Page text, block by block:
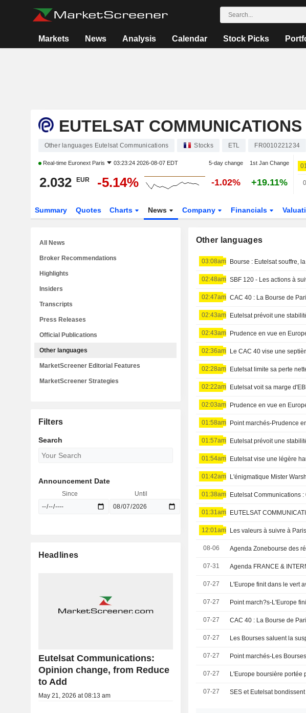
Markets News Analysis Calendar Stock Picks
EUTELSAT COMMUNICATIONS
Other languages Eutelsat Communications Stocks ETL FR0010221234
Real-time Euronext Paris 03:23:24 2026-08-07 EDT 5-day change 1st Jan Change
2.032 EUR -5.14% -1.02% +19.11%
Summary Quotes Charts News Company Financials
Other languages
03:08am
02:48am SBF 120 - Les actions à
02:47am
02:43am
02:43am Prudence en vue en
02:36am Le CAC 40 vise une
02:28am Eutelsat limite sa perte
02:22am Eutelsat voit sa marge
02:03am Prudence en vue en
01:58am Point marchés-Prudence
01:57am
01:54am Eutelsat vise une légère
01:42am L'énigmatique Mister
01:38am
01:31am EUTELSAT
12:01am Les valeurs à suivre à
08-06 Agenda Zonebourse des
07-31 Agenda FRANCE &
07-27 L'Europe finit dans le vert
07-27 Point march?s-L'Europe
07-27 CAC 40 : La Bourse de
07-27
07-27
07-27 L'Europe boursière portée
07-27
All News
Broker Recommendations
Highlights
Insiders
Transcripts
Press Releases
Official Publications
Other languages
MarketScreener Editorial Features
MarketScreener Strategies
Filters
Search
Announcement Date
Since Until
Headlines
Eutelsat Communications:
Opinion change, from Reduce
to Add
May 21, 2026 at 08:13 am